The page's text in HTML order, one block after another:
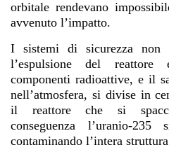
orbitale rendevano
avvenuto l’impatto.
I sistemi di sicurezza non
l’espulsione del
componenti radioattive, e il
nell’atmosfera, si divise in
il reattore che si
conseguenza l’uranio-235
contaminando l’intera